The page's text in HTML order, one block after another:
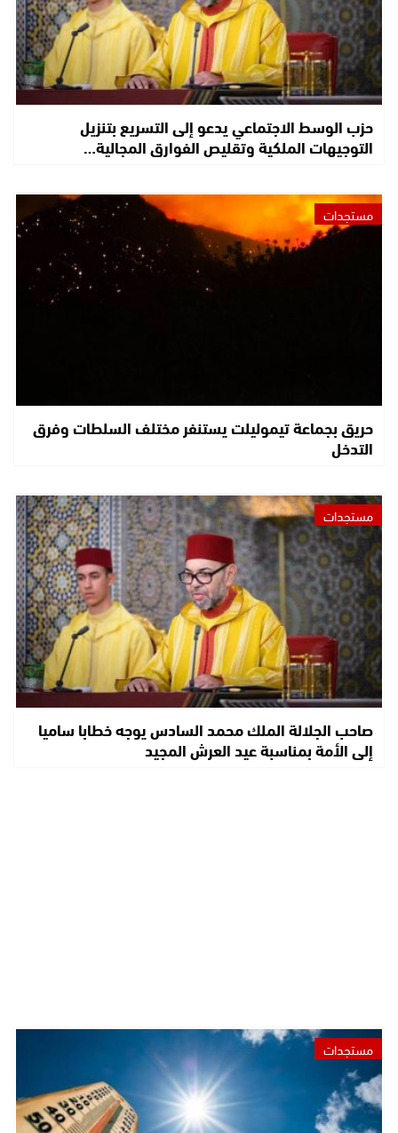
حزب الوسط الاجتماعي يدعو إلى التسريع بتنزيل
التوجيهات الملكية وتقليص الفوارق المجالية…
مستجدات
حريق بجماعة تيموليلت يستنفر مختلف السلطات وفرق
التدخل
مستجدات
صاحب الجلالة الملك محمد السادس يوجه خطابا ساميا
إلى الأمة بمناسبة عيد العرش المجيد
مستجدات